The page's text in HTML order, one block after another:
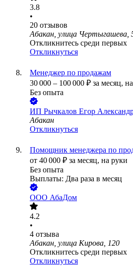
3.8
•
20 отзывов
Абакан, улица Чертыгашева,
Откликнитесь среди первых
Откликнуться
Менеджер по продажам
30 000 – 100 000 ₽ за месяц,
Без опыта
ИП Рычкалов Егор
Абакан
Откликнуться
Помощник менеджера по
от 40 000 ₽ за месяц, на руки
Без опыта
Выплаты: Два раза в месяц
ООО АбаДом
4.2
•
4 отзыва
Абакан, улица Кирова, 120
Откликнитесь среди первых
Откликнуться